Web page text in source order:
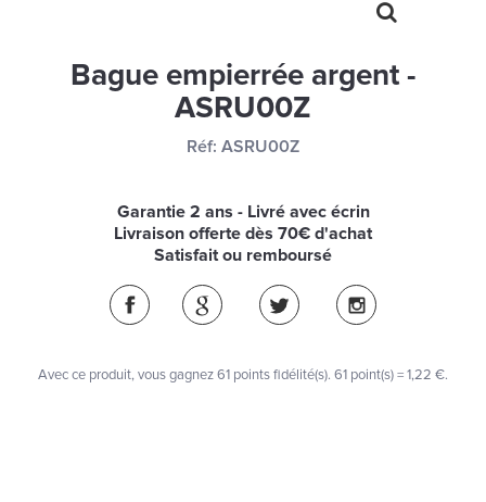
Bague empierrée argent -
ASRU00Z
Réf: ASRU00Z
Garantie 2 ans - Livré avec écrin
Livraison offerte dès 70€ d'achat
Satisfait ou remboursé
Avec ce produit, vous gagnez61 points fidélité(s). 61 point(s) =1,22 €.